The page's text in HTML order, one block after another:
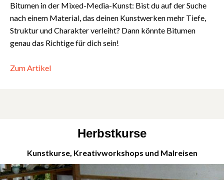
Bitumen in der Mixed-Media-Kunst: Bist du auf der Suche
nach einem Material, das deinen Kunstwerken mehr Tiefe,
Struktur und Charakter verleiht? Dann könnte Bitumen
genau das Richtige für dich sein!
Zum Artikel
Herbstkurse
Kunstkurse, Kreativworkshops und Malreisen